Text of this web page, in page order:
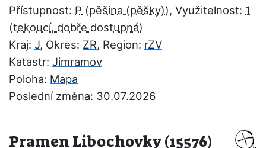
Přístupnost: P , Využitelnost: 1
Kraj: J, Okres: ZR, Region: rZV
Katastr: Jimramov
Poloha: Mapa
Poslední změna: 30.07.2026
Pramen Libochovky (15576)